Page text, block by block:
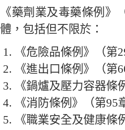
《藥劑業及毒藥條例
體，包括但不限於：
《危險品條例》（第
《進出口條例》（第
《鍋爐及壓力容器條
《消防條例》（第95
《職業安全及健康條